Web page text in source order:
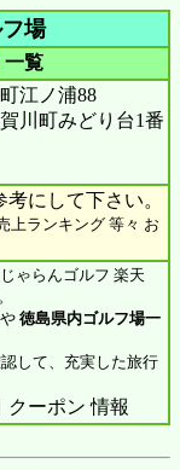
場
一覧
江ノ浦88
川町みどり台1番
考にして下さい。
上ランキング 等々 お
ゃらんゴルフ 楽天
徳島県内ゴルフ場一
して、充実した旅行